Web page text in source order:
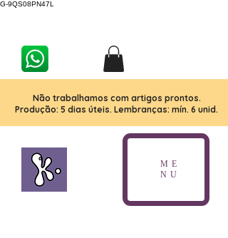
G-9QS08PN47L
Não trabalhamos com artigos prontos.
Produção: 5 dias úteis. Lembranças: mín. 6 unid.
ME
NU